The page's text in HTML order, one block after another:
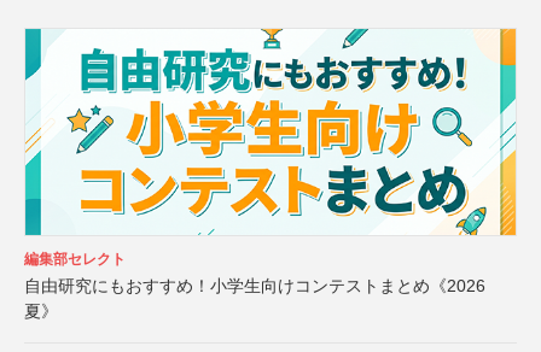
編集部セレクト
自由研究にもおすすめ！小学生向けコンテストまとめ《2026
夏》